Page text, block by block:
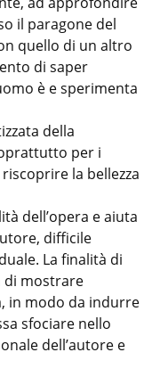
il paragone del
quello di un altro
di saper
è e sperimenta
della
per i
la bellezza
dell’opera e aiuta
difficile
La finalità di
di mostrare
in modo da indurre
sfociare nello
dell’autore e